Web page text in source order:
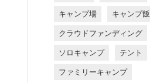
キャンプ場 キャンプ飯
クラウドファンディング
ソロキャンプ テント
ファミリーキャンプ